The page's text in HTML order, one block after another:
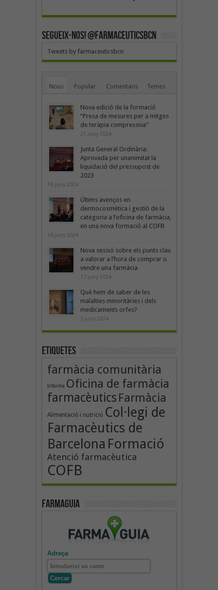
SEGUEIX-NOS! @farmaceuticsbcn
Tweets by farmaceuticsbcn
Nous Popular Comentaris Temes
Nova edició de la formació
“Presa de mesures per a mitges
de teràpia compressiva”
21 juny 2024
Junta General Ordinària:
Aprovada per unanimitat la
liquidació del pressupost de
2023
18 juny 2024
Últims avenços en
dermocosmètica i gestió de la
categoria a l’oficina de farmàcia,
en una nova formació al COFB
18 juny 2024
Nova sessió sobre els punts clau
a valorar a l’hora de comprar o
vendre una farmàcia
17 juny 2024
Què hem de saber de les
malalties minoritàries i dels
medicaments orfes?
3 juny 2024
Etiquetes
farmàcia comunitària
Infarma Oficina de farmàcia
farmacèutics Farmàcia
Alimentació i nutrició Col·legi de
Farmacèutics de
Barcelona Formació
Atenció farmacèutica
COFB
Farmaguia
Adreça